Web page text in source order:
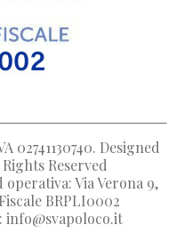
02741130740. Designed
Reserved
operativa: Via Verona 9,
BRPLI0002
info@svapoloco.it